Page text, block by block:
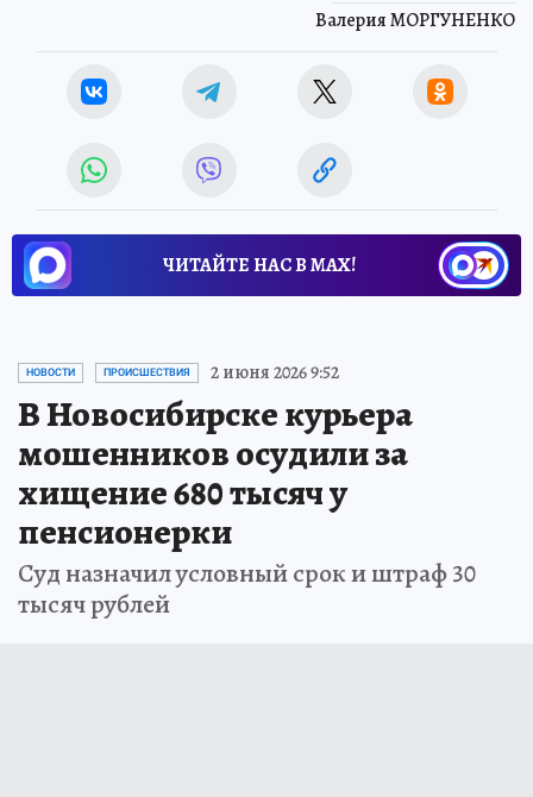
Валерия МОРГУНЕНКО
ЧИТАЙТЕ НАС В МАХ!
НОВОСТИ ПРОИСШЕСТВИЯ 2 июня 2026 9:52
В Новосибирске курьера
мошенников осудили за
хищение 680 тысяч у
пенсионерки
Суд назначил условный срок и штраф 30
тысяч рублей